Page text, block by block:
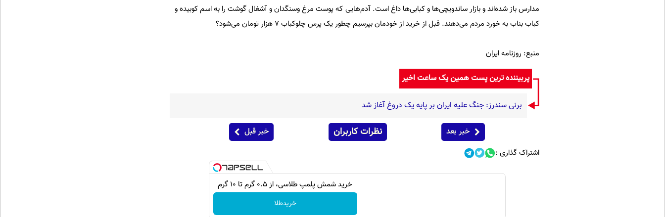
مدارس باز شده‌اند و بازار ساندویچی‌ها و کبابی‌ها داغ است. آدم‌هایی که پوست مرغ وسنگدان و آشغال گوشت را به اسم کوبیده و
کباب بناب به خورد مردم می‌دهند. قبل از خرید از خودمان بپرسیم چطور یک پرس چلوکباب 7 هزار تومان می‌شود؟
منبع: روزنامه ایران
پربیننده ترین پست همین یک ساعت اخیر
برنی سندرز: جنگ علیه ایران بر پایه یک دروغ آغاز شد
خبر بعد نظرات کاربران خبر قبل
اشتراک گذاری :
خرید شمش پلمپ طلاسی، از ۰.۵ گرم تا ۱۰ گرم
خریدطلا